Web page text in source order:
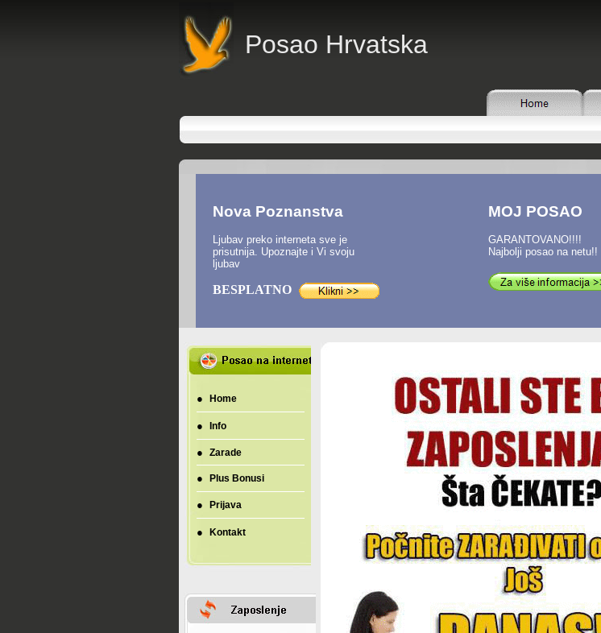
Posao Hrvatska
Nova Poznanstva
Ljubav preko interneta sve je
prisutnija. Upoznajte i Vi svoju
ljubav
BESPLATNO
MOJ POSAO
GARANTOVANO!!!!
Najbolji posao na netu!!
● Home
● Info
● Zarade
● Plus Bonusi
● Prijava
● Kontakt